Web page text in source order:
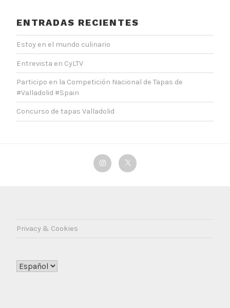
ENTRADAS RECIENTES
Estoy en el mundo culinario
Entrevista en CyLTV
Participo en la Competición Nacional de Tapas de
#Valladolid #Spain
Concurso de tapas Valladolid
InstagramTwitter
Privacy & Cookies
Elegir